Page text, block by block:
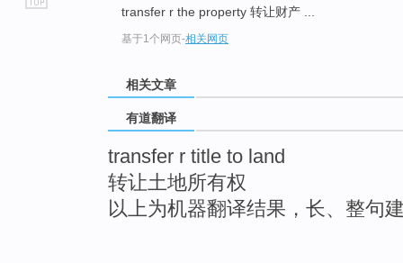
transfer r the property 转让财产 ...
基于1个网页-相关网页
相关文章
有道翻译
transfer r title to land
转让土地所有权
以上为机器翻译结果，长、整句